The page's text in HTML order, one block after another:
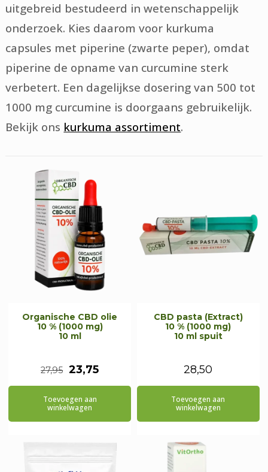
uitgebreid bestudeerd in wetenschappelijk
onderzoek. Kies daarom voor kurkuma
capsules met piperine (zwarte peper), omdat
piperine de opname van curcumine sterk
verbetert. Een dagelijkse dosering van 500 tot
1000 mg curcumine is doorgaans gebruikelijk.
Bekijk ons kurkuma assortiment.
Organische CBD olie
10 % (1000 mg)
10 ml
27,95 Oorspronkelijke
prijs
was:
23,75Huidige
prijs
Toevoegen aan
winkelwagen
CBD pasta (Extract)
10 % (1000 mg)
10 ml spuit
28,50
Toevoegen aan
winkelwagen